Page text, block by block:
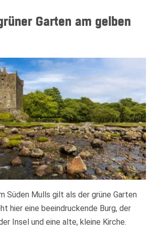
Garten am gelben
Süden Mulls gilt als der grüne Garten
hier eine beeindruckende Burg, der
Insel und eine alte, kleine Kirche.